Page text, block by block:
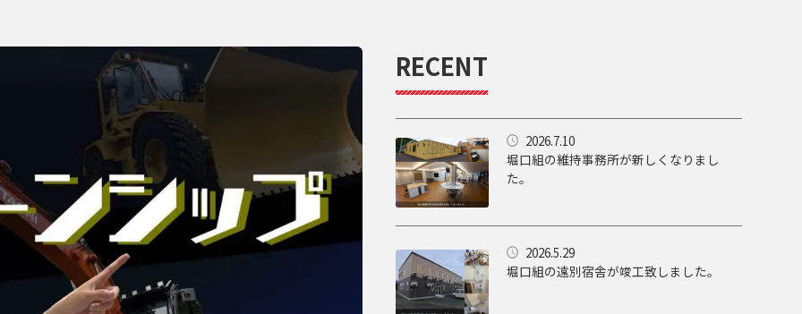
RECENT
2026.7.10
堀口組の維持事務所が新しくなりまし
た。
2026.5.29
堀口組の遠別宿舎が竣工致しました。